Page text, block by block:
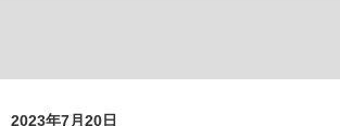
2023年7月20日